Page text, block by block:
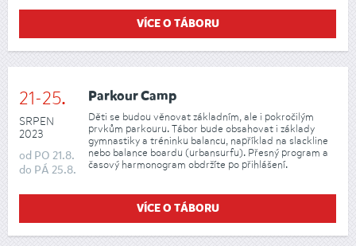
VÍCE O TÁBORU
21-25.
SRPEN
2023
od PO 21.8.
do PÁ 25.8.
Parkour Camp
Děti se budou věnovat základním, ale i pokročilým
prvkům parkouru. Tábor bude obsahovat i základy
gymnastiky a tréninku balancu, například na slackline
nebo balance boardu (urbansurfu). Přesný program a
časový harmonogram obdržíte po přihlášení.
VÍCE O TÁBORU